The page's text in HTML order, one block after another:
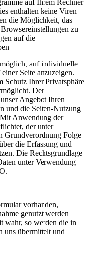
auf Ihrem Rechner
enthalten keine Viren
die Möglichkeit, das
zu
auf die
auf individuelle
Seite anzuzeigen.
Schutz Ihrer Privatsphäre
Der
Angebot Ihren
und die Seiten-Nutzung
Anwendung der
der unter
Grundverordnung Folge
die Erfassung und
Die Rechtsgrundlage
unter Verwendung
vorhanden,
genutzt werden
wahr, so werden die in
uns übermittelt und